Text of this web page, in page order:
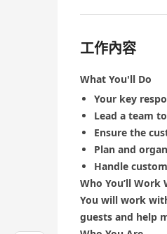
工作內容
What You'll Do
Your key
Lead a team
Ensure the
Plan and
Handle
Who You’ll Work
You will work
guests and help